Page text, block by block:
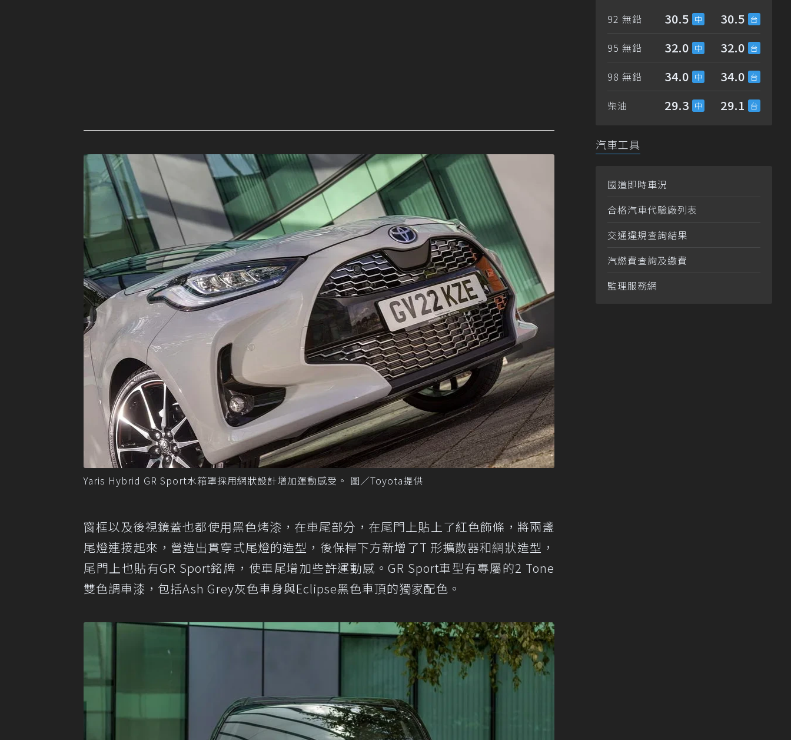
Yaris Hybrid GR Sport水箱罩採用網狀設計增加運動感受。 圖／Toyota提供
窗框以及後視鏡蓋也都使用黑色烤漆，在車尾部分，在尾門上貼上了紅色飾條，將兩盞
尾燈連接起來，營造出貫穿式尾燈的造型，後保桿下方新增了T 形擴散器和網狀造型，
尾門上也貼有GR Sport銘牌，使車尾增加些許運動感。GR Sport車型有專屬的2 Tone
雙色調車漆，包括Ash Grey灰色車身與Eclipse黑色車頂的獨家配色。
92 無鉛 30.5 30.5
95 無鉛 32.0 32.0
98 無鉛 34.0 34.0
柴油 29.3 29.1
汽車工具
國道即時車況
合格汽車代驗廠列表
交通違規查詢結果
汽燃費查詢及繳費
監理服務網